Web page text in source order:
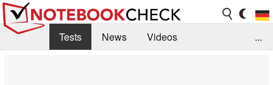
Tests News
Videos
...